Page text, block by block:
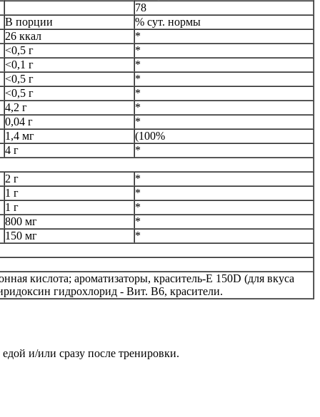
78
В порции
% сут. нормы
26 ккал
*
<0,5 г
*
<0,1 г
*
<0,5 г
*
<0,5 г
*
4,2 г
*
0,04 г
*
1,4 мг
(100%
4 г
*
2 г
*
1 г
*
1 г
*
800 мг
*
150 мг
*
кислота; ароматизаторы, краситель-E 150D (для вкуса
гидрохлорид - Вит. B6, красители.
и/или сразу после тренировки.